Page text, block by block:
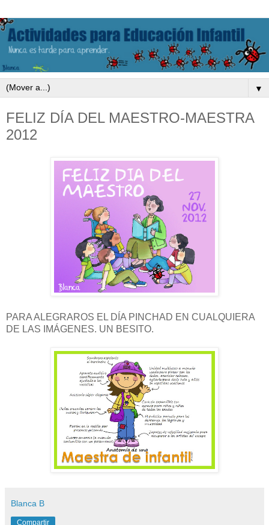
▼
FELIZ DÍA DEL MAESTRO-MAESTRA
2012
PARA ALEGRAROS EL DÍA PINCHAD EN CUALQUIERA
DE LAS IMÁGENES. UN BESITO.
Blanca B
Compartir